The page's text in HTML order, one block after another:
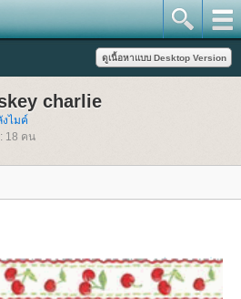
charlie
ไมค์
18 คน